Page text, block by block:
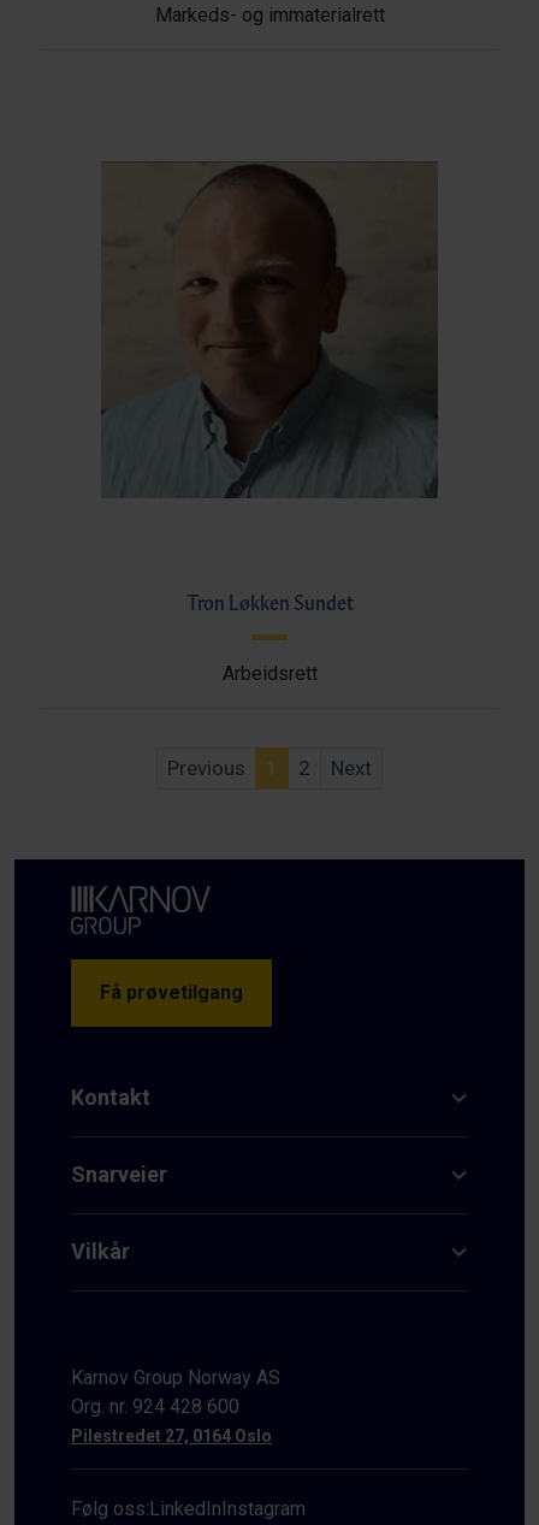
Markeds- og immaterialrett
Tron Løkken Sundet
Arbeidsrett
Previous 1 2 Next
Få prøvetilgang
Kontakt
Snarveier
Vilkår
Karnov Group Norway AS
Org. nr. 924 428 600
Pilestredet 27, 0164 Oslo
Følg oss:LinkedInInstagram